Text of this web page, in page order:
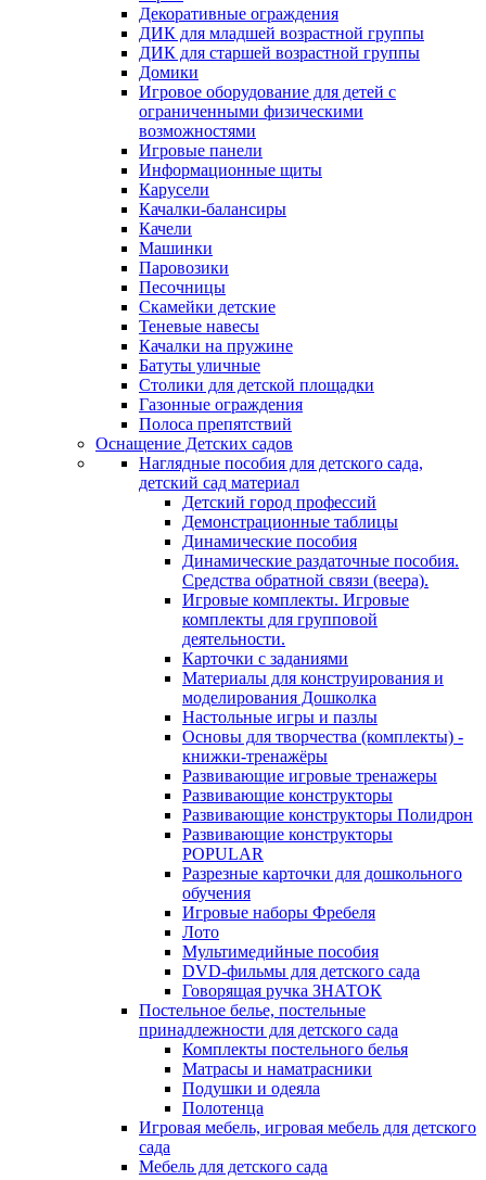
Декоративные ограждения
ДИК для младшей возрастной группы
ДИК для старшей возрастной группы
Домики
Игровое оборудование для детей с
ограниченными физическими
возможностями
Игровые панели
Информационные щиты
Карусели
Качалки-балансиры
Качели
Машинки
Паровозики
Песочницы
Скамейки детские
Теневые навесы
Качалки на пружине
Батуты уличные
Столики для детской площадки
Газонные ограждения
Полоса препятствий
Оснащение Детских садов
Наглядные пособия для детского сада,
детский сад материал
Детский город профессий
Демонстрационные таблицы
Динамические пособия
Динамические раздаточные пособия.
Средства обратной связи (веера).
Игровые комплекты. Игровые
комплекты для групповой
деятельности.
Карточки с заданиями
Материалы для конструирования и
моделирования Дошколка
Настольные игры и пазлы
Основы для творчества (комплекты) -
книжки-тренажёры
Развивающие игровые тренажеры
Развивающие конструкторы
Развивающие конструкторы Полидрон
Развивающие конструкторы
POPULAR
Разрезные карточки для дошкольного
обучения
Игровые наборы Фребеля
Лото
Мультимедийные пособия
DVD-фильмы для детского сада
Говорящая ручка ЗНАТОК
Постельное белье, постельные
принадлежности для детского сада
Комплекты постельного белья
Матрасы и наматрасники
Подушки и одеяла
Полотенца
Игровая мебель, игровая мебель для детского
сада
Мебель для детского сада